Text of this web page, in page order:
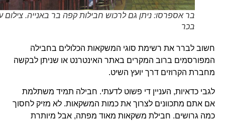
בר אספרסו: ניתן גם לרכוש חבילות קפה בר באנייה. צילום עוזי
בכר
חשוב לברר את רשימת סוגי המשקאות הכלולים בחבילה
המפורסמים ברוב המקרים באתר האינטרנט או שניתן לבקשה
מחברת הקרוזים דרך יועץ השיט.
לגבי כדאיות, העניין די פשוט לדעתי. חבילה תמיד משתלמת
אם אתם מתכוונים לצרוך את כמות המשקאות. לא מזיק לחסוך
כמה גרושים. חבילת משקאות מאוד מפתה, אבל מיותרת